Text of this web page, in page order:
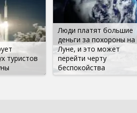
туристов
Люди платят большие
деньги за похороны на
Луне, и это может
перейти черту
беспокойства